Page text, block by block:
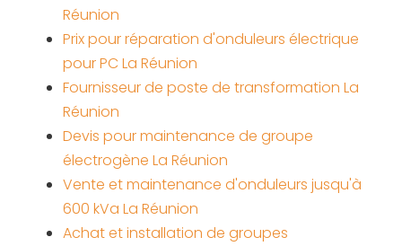
Réunion
Prix pour réparation d'onduleurs électrique
pour PC La Réunion
Fournisseur de poste de transformation La
Réunion
Devis pour maintenance de groupe
électrogène La Réunion
Vente et maintenance d'onduleurs jusqu'à
600 kVa La Réunion
Achat et installation de groupes